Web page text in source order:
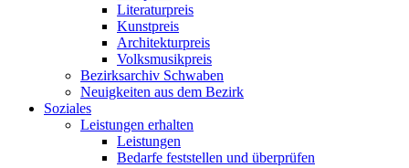
Literaturpreis
Kunstpreis
Architekturpreis
Volksmusikpreis
Bezirksarchiv Schwaben
Neuigkeiten aus dem Bezirk
Soziales
Leistungen erhalten
Leistungen
Bedarfe feststellen und überprüfen